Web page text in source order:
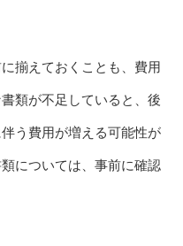
揃えておくことも、費用
類が不足していると、後
う費用が増える可能性が
については、事前に確認